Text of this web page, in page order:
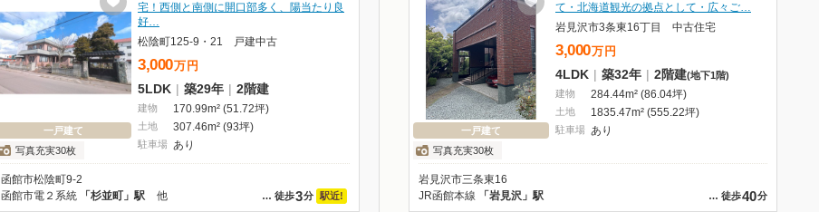
一戸建て
写真充実30枚
宅！西側と南側に開口部多く、陽当たり良
好…
松陰町125-9・21 戸建中古
3,000万 円
5LDK | 築29年 | 2階建
建物 170.99m² (51.72坪)
土地 307.46m² (93坪)
駐車場 あり
函館市松陰町9-2
… 徒歩3分 駅近!
函館市電２系統 「杉並町」駅 他
一戸建て
写真充実30枚
て・北海道観光の拠点として・広々ご…
岩見沢市3条東16丁目 中古住宅
3,000万 円
4LDK | 築32年 | 2階建(地下1階)
建物
284.44m² (86.04坪)
土地 1835.47m² (555.22坪)
駐車場 あり
岩見沢市三条東16
… 徒歩40分
JR函館本線 「岩見沢」駅